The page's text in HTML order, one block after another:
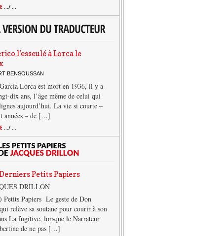
.../ ...
l’esseulé à Lorca le
BENSOUSSAN
Lorca est mort en 1936, il y a
dix ans, l’âge même de celui qui
aujourd’hui. La vie si courte –
années – de […]
.../ ...
Petits Papiers
DRILLON
Petits Papiers Le geste de Don
relève sa soutane pour courir à son
La fugitive, lorsque le Narrateur
de ne pas […]